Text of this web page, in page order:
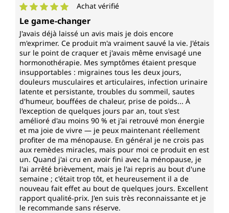
Note moyenne de 5 sur 5 étoiles
Achat vérifié
Le game-changer
J'avais déjà laissé un avis mais je dois encore
m'exprimer. Ce produit m'a vraiment sauvé la vie. J'étais
sur le point de craquer et j'avais même envisagé une
hormonothérapie. Mes symptômes étaient presque
insupportables : migraines tous les deux jours,
douleurs musculaires et articulaires, infection urinaire
latente et persistante, troubles du sommeil, sautes
d'humeur, bouffées de chaleur, prise de poids... À
l'exception de quelques jours par an, tout s'est
amélioré d'au moins 90 % et j'ai retrouvé mon énergie
et ma joie de vivre — je peux maintenant réellement
profiter de ma ménopause. En général je ne crois pas
aux remèdes miracles, mais pour moi ce produit en est
un. Quand j'ai cru en avoir fini avec la ménopause, je
l'ai arrêté brièvement, mais je l'ai repris au bout d'une
semaine ; c'était trop tôt, et heureusement il a de
nouveau fait effet au bout de quelques jours. Excellent
rapport qualité‑prix. J'en suis très reconnaissante et je
le recommande sans réserve.